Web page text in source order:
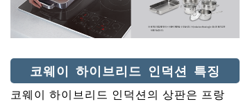
코웨이 하이브리드 인덕션 특징
코웨이 하이브리드 인덕션의 상판은 프랑